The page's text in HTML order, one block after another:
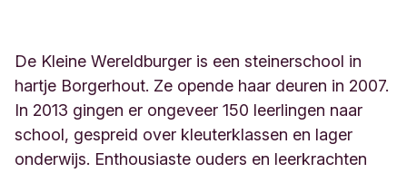
De Kleine Wereldburger is een steinerschool in
hartje Borgerhout. Ze opende haar deuren in 2007.
In 2013 gingen er ongeveer 150 leerlingen naar
school, gespreid over kleuterklassen en lager
onderwijs. Enthousiaste ouders en leerkrachten